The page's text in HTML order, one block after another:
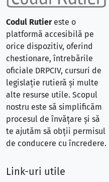
Codul Rutiereste o
platformă accesibilă pe
orice dispozitiv, oferind
chestionare, întrebările
oficiale DRPCIV, cursuri de
legislație rutieră și multe
alte resurse utile. Scopul
nostru este să simplificăm
procesul de învățare și să
te ajutăm să obții permisul
de conducere cu încredere.
Link-uri utile